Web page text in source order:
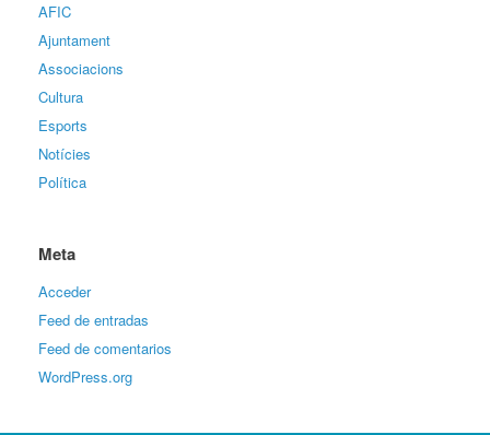
AFIC
Ajuntament
Associacions
Cultura
Esports
Notícies
Política
Meta
Acceder
Feed de entradas
Feed de comentarios
WordPress.org